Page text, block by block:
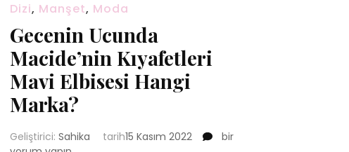
Dizi, Manşet, Moda
Gecenin Ucunda
Macide’nin Kıyafetleri
Mavi Elbisesi Hangi
Marka?
Geliştirici: Sahika tarih15 Kasım 2022
Gecenin
bir